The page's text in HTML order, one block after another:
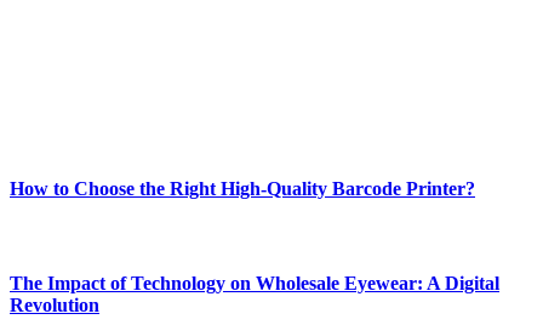
How to Choose the Right High-Quality Barcode Printer?
The Impact of Technology on Wholesale Eyewear: A Digital
Revolution